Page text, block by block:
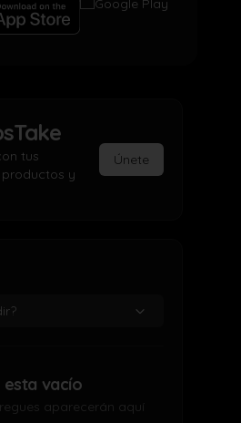
tus
y
Únete
vacío
aparecerán aquí